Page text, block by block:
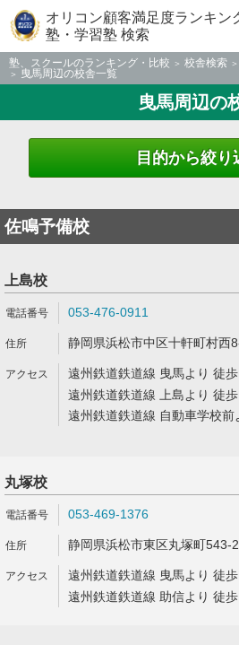
オリコン顧客満足度ランキン
塾・学習塾 検索
塾、スクールのランキング・比較 校舎検索
曳馬周辺の校舎一覧
曳馬周辺の
目的から絞り
佐鳴予備校
上島校
053-476-0911
静岡県浜松市中区十軒町村西
遠州鉄道鉄道線 曳馬より 徒
遠州鉄道鉄道線 上島より 徒
遠州鉄道鉄道線 自動車学校
丸塚校
053-469-1376
静岡県浜松市東区丸塚町543-
遠州鉄道鉄道線 曳馬より 徒
遠州鉄道鉄道線 助信より 徒